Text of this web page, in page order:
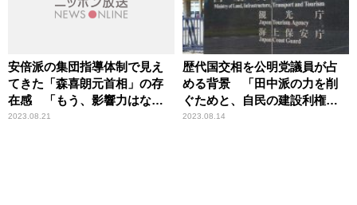
安倍派の集団指導体制で見え
てきた「森喜朗元首相」の存
在感 「もう、影響力はな
い」
2023.08.21
歴代国交相を公明党議員が占
める背景 「田中派の力を削
ぐためと、自民の建設利権の
イメージを払拭するため」辛
2023.08.14